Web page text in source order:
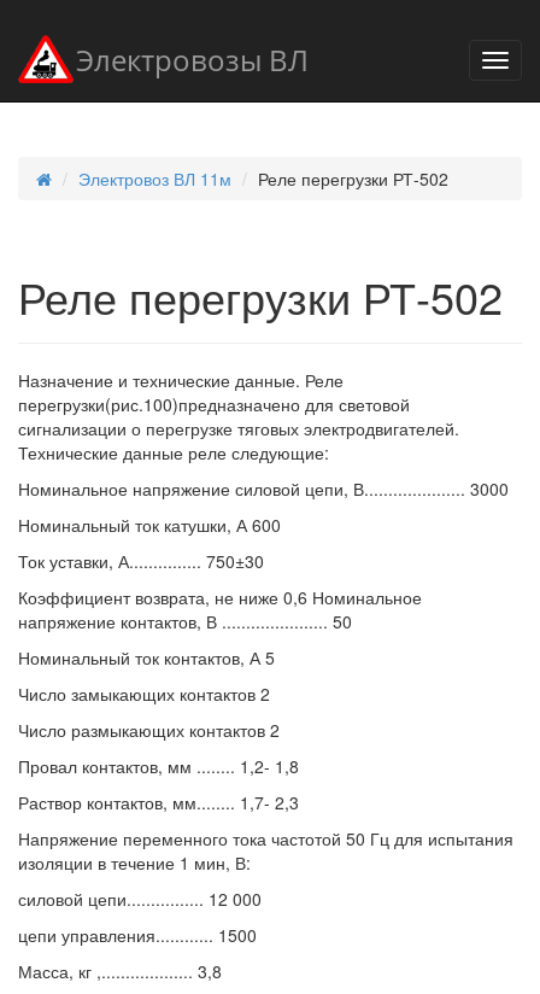
Электровозы ВЛ
Электровоз ВЛ 11м Реле перегрузки РТ-502
Реле перегрузки РТ-502
Назначение и технические данные. Реле
перегрузки(рис.100)предназначено для световой
сигнализации о перегрузке тяговых электродвигателей.
Технические данные реле следующие:
Номинальное напряжение силовой цепи, В..................... 3000
Номинальный ток катушки, А 600
Ток уставки, А............... 750±30
Коэффициент возврата, не ниже 0,6 Номинальное
напряжение контактов, В ...................... 50
Номинальный ток контактов, А 5
Число замыкающих контактов 2
Число размыкающих контактов 2
Провал контактов, мм ........ 1,2- 1,8
Раствор контактов, мм........ 1,7- 2,3
Напряжение переменного тока частотой 50 Гц для испытания
изоляции в течение 1 мин, В:
силовой цепи................ 12 000
цепи управления............ 1500
Масса, кг ,................... 3,8